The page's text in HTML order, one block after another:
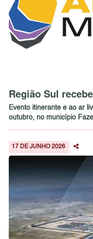
Região Sul
Evento itinerante e ao ar
outubro, no município
17 DE JUNHO 2026